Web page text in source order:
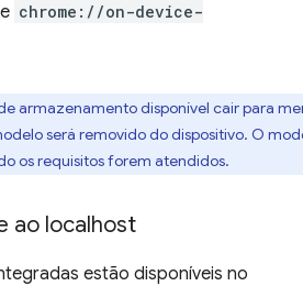
chrome://on-device-
armazenamento disponível cair para
será removido do dispositivo. O
os requisitos forem atendidos.
ao localhost
estão disponíveis no